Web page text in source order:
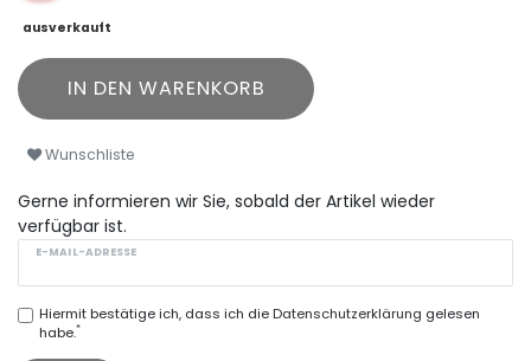
ausverkauft
IN DEN WARENKORB
Wunschliste
Gerne informieren wir Sie, sobald der Artikel wieder
verfügbar ist.
E-MAIL-ADRESSE
Hiermit bestätige ich, dass ich dieDaten­schutz­erklärung gelesen
habe.*